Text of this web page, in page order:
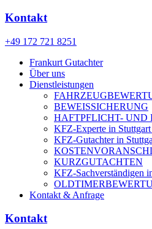
Kontakt
+49 172 721 8251
Frankurt Gutachter
Über uns
Dienstleistungen
BEWEISSICHERUNG
HAFTPFLICHT- UND
KFZ-Experte in
KFZ-Gutachter in
KURZGUTACHTEN
KFZ-Sachverständigen
Kontakt & Anfrage
Kontakt